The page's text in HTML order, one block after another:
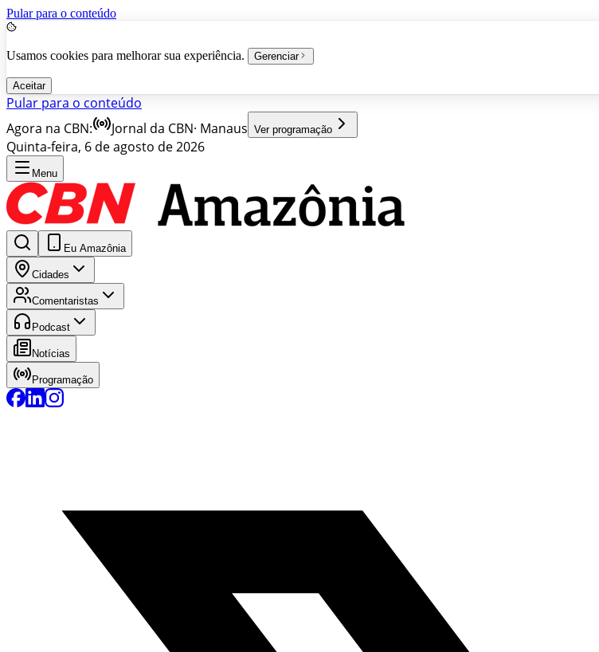
Pular para o conteúdo
Usamos cookies para melhorar sua experiência. Gerenciar
Aceitar
Pular para o conteúdo
Agora na CBN:
Jornal da CBN· Manaus Ver programação
Quinta-feira, 6 de agosto de 2026
Menu
Eu Amazônia
Cidades
Comentaristas
Podcast
Notícias
Programação